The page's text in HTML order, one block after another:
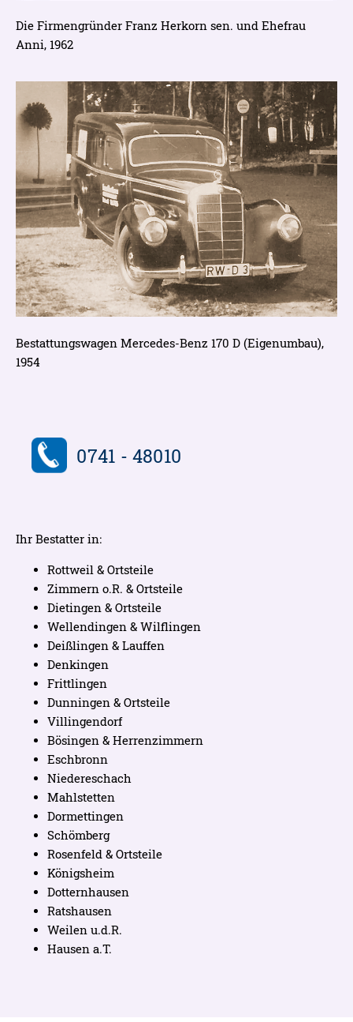
Die Firmengründer Franz Herkorn sen. und Ehefrau
Anni, 1962
Bestattungswagen Mercedes-Benz 170 D (Eigenumbau),
1954
0741 - 48010
Ihr Bestatter in:
Rottweil & Ortsteile
Zimmern o.R. & Ortsteile
Dietingen & Ortsteile
Wellendingen & Wilflingen
Deißlingen & Lauffen
Denkingen
Frittlingen
Dunningen & Ortsteile
Villingendorf
Bösingen & Herrenzimmern
Eschbronn
Niedereschach
Mahlstetten
Dormettingen
Schömberg
Rosenfeld & Ortsteile
Königsheim
Dotternhausen
Ratshausen
Weilen u.d.R.
Hausen a.T.